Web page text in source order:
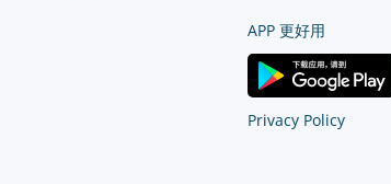
APP 更好用
Privacy Policy